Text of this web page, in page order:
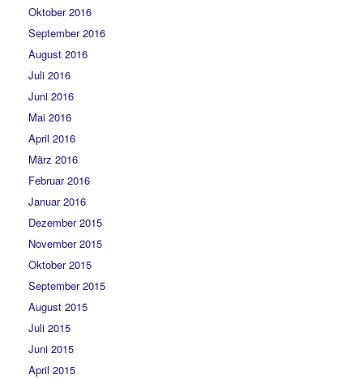
Oktober 2016
September 2016
August 2016
Juli 2016
Juni 2016
Mai 2016
April 2016
März 2016
Februar 2016
Januar 2016
Dezember 2015
November 2015
Oktober 2015
September 2015
August 2015
Juli 2015
Juni 2015
April 2015